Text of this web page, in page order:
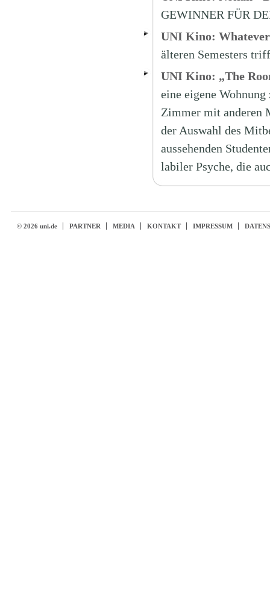
GEWINNER FÜR
UNI Kino:
älteren Semesters
UNI Kino: „The
eine eigene
Zimmer mit anderen
der Auswahl des
aussehenden
labiler Psyche, die
© 2026 uni.de PARTNER MEDIA KONTAKT IMPRESSUM